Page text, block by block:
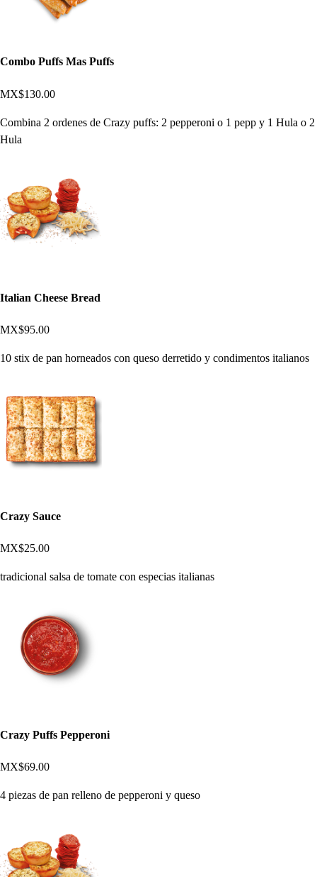
Combo Puffs Mas Puffs
MX$130.00
Combina 2 ordenes de Crazy puffs: 2 pepperoni o 1 pepp y 1 Hula o 2
Hula
Italian Cheese Bread
MX$95.00
10 stix de pan horneados con queso derretido y condimentos italianos
Crazy Sauce
MX$25.00
tradicional salsa de tomate con especias italianas
Crazy Puffs Pepperoni
MX$69.00
4 piezas de pan relleno de pepperoni y queso